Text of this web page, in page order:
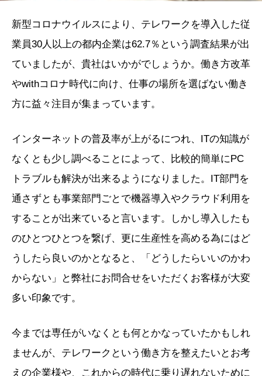
新型コロナウイルスにより、テレワークを導入した従
業員30人以上の都内企業は62.7％という調査結果が出
ていましたが、貴社はいかがでしょうか。 働き方改革
やwithコロナ時代に向け、仕事の場所を選ばない働き
方に益々注目が集まっています。
インターネットの普及率が上がるにつれ、ITの知識が
なくとも少し調べることによって、比較的簡単にPC
トラブルも解決が出来るようになりました。IT部門を
通さずとも事業部門ごとで機器導入やクラウド利用を
することが出来ていると言います。しかし導入したも
のひとつひとつを繋げ、更に生産性を高める為にはど
うしたら良いのかとなると、「 どうしたらいいのかわ
からない」と弊社にお問合せをいただくお客様が大変
多い印象です。
今までは専任がいなくとも何とかなっていたかもしれ
ませんが、テレワークという働き方を整えたいとお考
えの企業様や、これからの時代に乗り遅れないために